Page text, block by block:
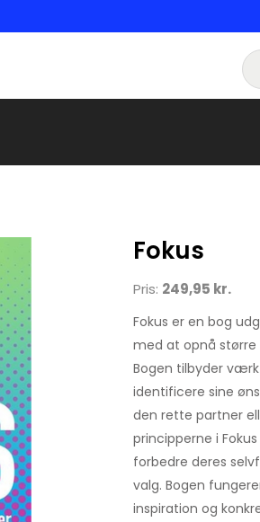
Fokus
Pris: 249,95 kr.
Fokus er en bog
med at opnå
Bogen tilbyder
identificere sine
den rette partner
principperne i
forbedre deres
valg. Bogen
inspiration og